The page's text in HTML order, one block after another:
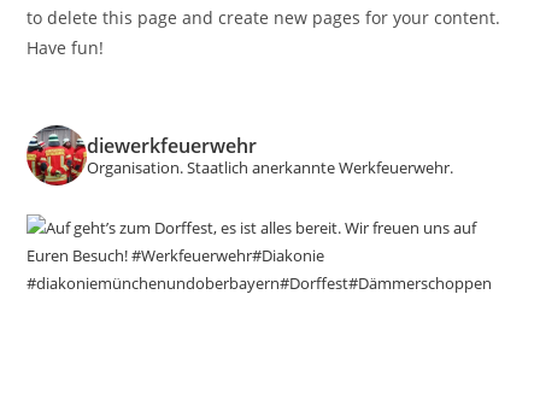
to delete this page and create new pages for your content.
Have fun!
diewerkfeuerwehr
Organisation.Staatlich anerkannte Werkfeuerwehr.